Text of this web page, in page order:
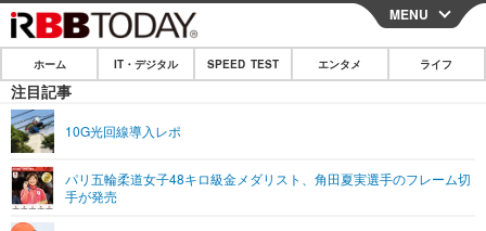
CLOSE
ホーム
IT・デジタル
ネタ
SPEED TEST
エンタメ
MENU
ホーム IT・デジタル SPEED TEST エンタメ ライフ
注目記事
10G光回線導入レポ
パリ五輪柔道女子48キロ級金メダリスト、角田夏実選手のフレーム切
手が発売